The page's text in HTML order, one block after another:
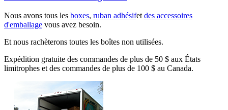
Nous avons tous les boxes, ruban adhésifetdes accessoires
d'emballage vous avez besoin.
Et nous rachèterons toutes les boîtes non utilisées.
Expédition gratuite des commandes de plus de 50 $ aux États
limitrophes et des commandes de plus de 100 $ au Canada.